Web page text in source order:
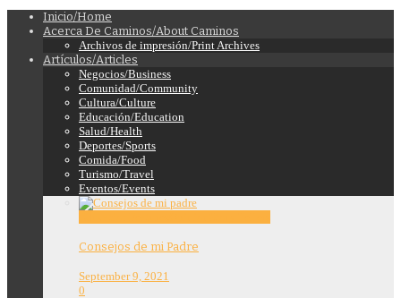
Inicio/Home
Acerca De Caminos/About Caminos
Archivos de impresión/Print Archives
Artículos/Articles
Negocios/Business
Comunidad/Community
Cultura/Culture
Educación/Education
Salud/Health
Deportes/Sports
Comida/Food
Turismo/Travel
Eventos/Events
Consejos de mi Padre
September 9, 2021
0